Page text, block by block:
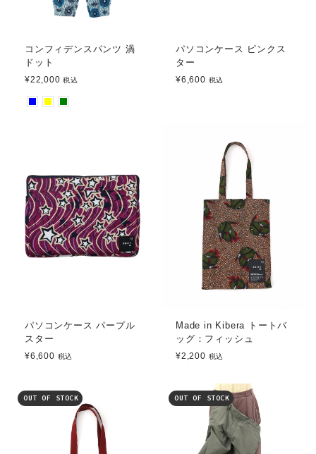
コンフィデンスパンツ 渦
ドット
¥22,000税込
パソコンケース ピンクス
ター
¥6,600 税込
パソコンケース パープル
スター
¥6,600 税込
Made in Kibera トートバ
ッグ：フィッシュ
¥2,200 税込
OUT OF STOCK OUT OF STOCK